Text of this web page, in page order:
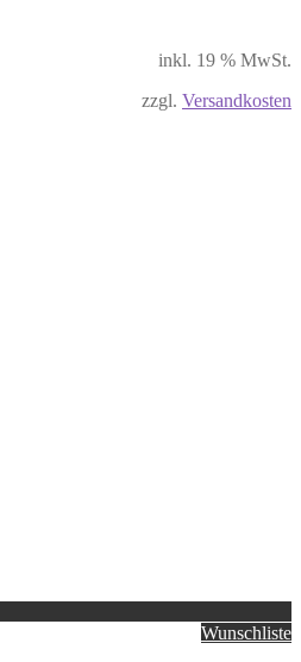
inkl. 19 % MwSt.
zzgl. Versandkosten
Wunschliste